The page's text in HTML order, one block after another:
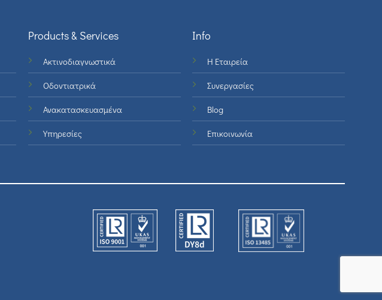
Products & Services
Ακτινοδιαγνωστικά
Οδοντιατρικά
Ανακατασκευασμένα
Υπηρεσίες
Info
Η Εταιρεία
Συνεργασίες
Blog
Επικοινωνία